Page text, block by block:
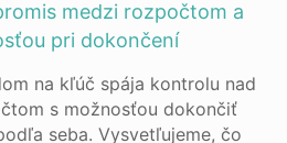
medzi rozpočtom a
pri dokončení
na kľúč spája kontrolu nad
s možnosťou dokončiť
seba. Vysvetľujeme, čo